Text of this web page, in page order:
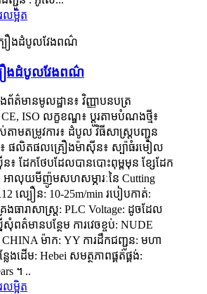
លម្អិត
ងដំបូលវែងពណ៌
ព័ត៌មានមូលដ្ឋាន៖ វិញ្ញាបនបត្រ
ISO លក្ខខណ្ឌ៖ ប្ដូរតាមបំណងថ្មី៖
ស់តាមតម្រូវការ៖ ដំបូល វិធីសាស្ត្របញ្ជូន
៖ ផលិតផលគ្រឿងម៉ាស៊ីន៖ ស្ប៉ាធំរមៀល
ន៖ ដែកថែបដែលបានបោះពុម្ពមុន ខ្សែដែក
អាលុយមីញ៉ូមសហសម្ភារៈនៃ Cutting
ល្បឿន: 10-25m/min របៀបកាត់:
ងធារាសាស្ត្រ: PLC Voltage: ដូចដែល
ពត៌មានបន្ថែម ការវេចខ្ចប់: NUDE
ម៉ាក: YY ការដឹកជញ្ជូន: មហា
ែងដើម: Hebei សមត្ថភាពផ្គត់ផ្គង់:
។ ..
លម្អិត